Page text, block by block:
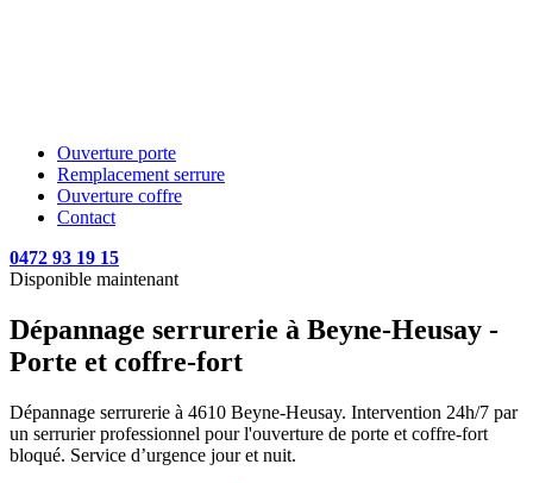
Ouverture porte
Remplacement serrure
Ouverture coffre
Contact
0472 93 19 15
Disponible maintenant
Dépannage serrurerie à Beyne-Heusay -
Porte et coffre-fort
Dépannage serrurerie à 4610 Beyne-Heusay. Intervention 24h/7 par
un serrurier professionnel pour l'ouverture de porte et coffre-fort
bloqué. Service d’urgence jour et nuit.